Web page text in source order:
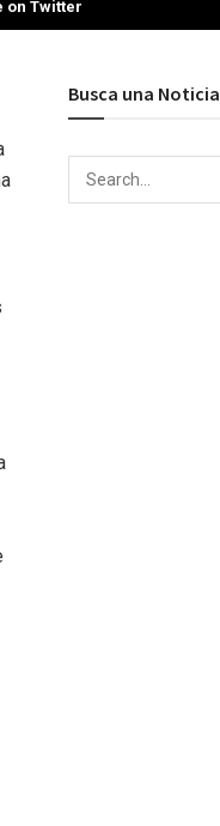
on Twitter
Busca una Noticia